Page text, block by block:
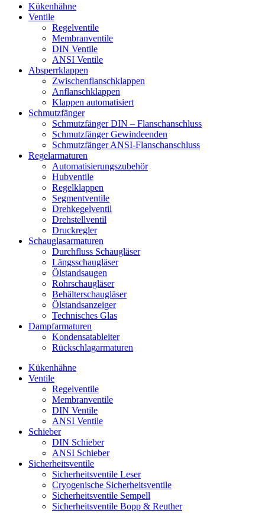
Kükenhähne
Ventile
Regelventile
Membranventile
DIN Ventile
ANSI Ventile
Absperrklappen
Zwischenflanschklappen
Anflanschklappen
Klappen automatisiert
Schmutzfänger
Schmutzfänger DIN – Flanschanschluss
Schmutzfänger Gewindeenden
Schmutzfänger ANSI-Flanschanschluss
Regelarmaturen
Automatisierungszubehör
Hubventile
Regelklappen
Segmentventile
Drehkegelventil
Drehstellventil
Druckregler
Schauglas­armaturen
Durchfluss Schaugläser
Längsschaugläser
Ölstandsaugen
Rohrschaugläser
Behälterschaugläser
Ölstandsanzeiger
Technisches Glas
Dampfarmaturen
Kondensatableiter
Rückschlagarmaturen
Kükenhähne
Ventile
Regelventile
Membranventile
DIN Ventile
ANSI Ventile
Schieber
DIN Schieber
ANSI Schieber
Sicherheitsventile
Sicherheitsventile Leser
Cryogenische Sicherheitsventile
Sicherheitsventile Sempell
Sicherheitsventile Bopp & Reuther